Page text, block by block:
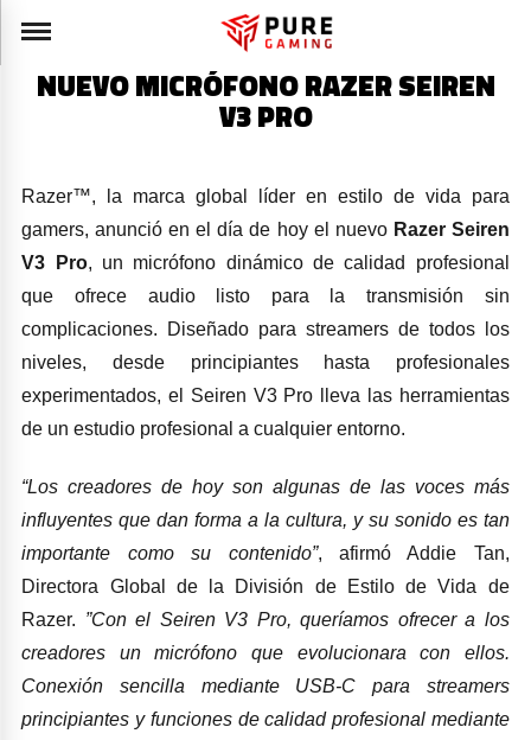
NUEVO MICRÓFONO RAZER SEIREN
V3 PRO
Razer™, la marca global líder en estilo de vida para
gamers, anunció en el día de hoy el nuevo Razer Seiren
V3 Pro, un micrófono dinámico de calidad profesional
que ofrece audio listo para la transmisión sin
complicaciones. Diseñado para streamers de todos los
niveles, desde principiantes hasta profesionales
experimentados, el Seiren V3 Pro lleva las herramientas
de un estudio profesional a cualquier entorno.
“Los creadores de hoy son algunas de las voces más
influyentes que dan forma a la cultura, y su sonido es tan
importante como su contenido”, afirmó Addie Tan,
Directora Global de la División de Estilo de Vida de
Razer. ”Con el Seiren V3 Pro, queríamos ofrecer a los
creadores un micrófono que evolucionara con ellos.
Conexión sencilla mediante USB-C para streamers
principiantes y funciones de calidad profesional mediante